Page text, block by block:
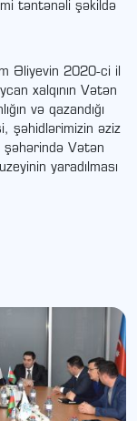
təntənəli şəkildə
Əliyevin 2020-ci il
xalqının Vətən
və qazandığı
şəhidlərimizin əziz
şəhərində Vətən
yaradılması